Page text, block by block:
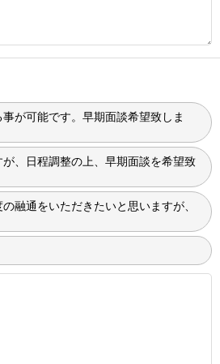
が可能です。早期面談希望致しま
、日程調整の上、早期面談を希望致
融通をいただきたいと思いますが、